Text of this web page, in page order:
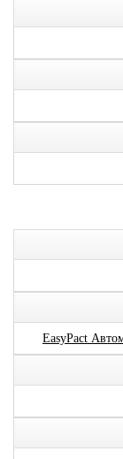
EasyPact